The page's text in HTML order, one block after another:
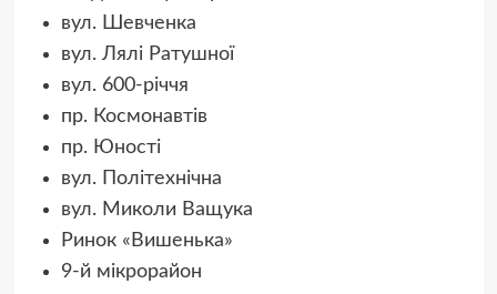
вул. Шевченка
вул. Лялі Ратушної
вул. 600-річчя
пр. Космонавтів
пр. Юності
вул. Політехнічна
вул. Миколи Ващука
Ринок «Вишенька»
9-й мікрорайон